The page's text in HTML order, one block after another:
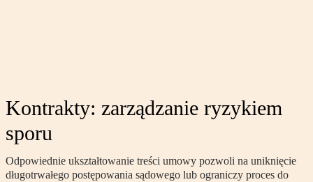
Kontrakty: zarządzanie ryzykiem
sporu
Odpowiednie ukształtowanie treści umowy pozwoli na uniknięcie
długotrwałego postępowania sądowego lub ograniczy proces do